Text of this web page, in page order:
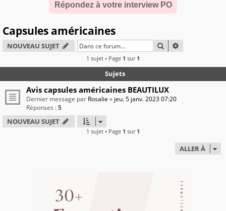
Répondez à votre interview PO
Capsules américaines
NOUVEAU SUJET RECHERCHER
1 sujet • Page 1 sur 1
Sujets
Avis capsules américaines BEAUTILUX
Dernier message par Rosalie « jeu. 5 janv. 2023 07:20
Réponses :5
NOUVEAU SUJET
1 sujet • Page 1 sur 1
ALLER À